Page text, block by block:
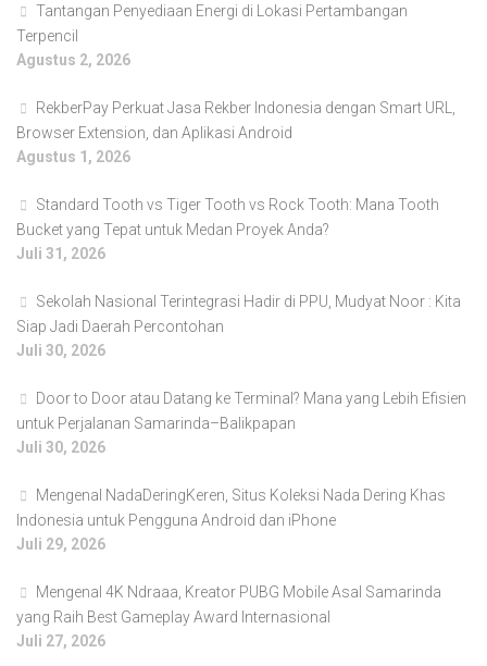
Tantangan Penyediaan Energi di Lokasi Pertambangan
Terpencil
Agustus 2, 2026
RekberPay Perkuat Jasa Rekber Indonesia dengan Smart URL,
Browser Extension, dan Aplikasi Android
Agustus 1, 2026
Standard Tooth vs Tiger Tooth vs Rock Tooth: Mana Tooth
Bucket yang Tepat untuk Medan Proyek Anda?
Juli 31, 2026
Sekolah Nasional Terintegrasi Hadir di PPU, Mudyat Noor : Kita
Siap Jadi Daerah Percontohan
Juli 30, 2026
Door to Door atau Datang ke Terminal? Mana yang Lebih Efisien
untuk Perjalanan Samarinda–Balikpapan
Juli 30, 2026
Mengenal NadaDeringKeren, Situs Koleksi Nada Dering Khas
Indonesia untuk Pengguna Android dan iPhone
Juli 29, 2026
Mengenal 4K Ndraaa, Kreator PUBG Mobile Asal Samarinda
yang Raih Best Gameplay Award Internasional
Juli 27, 2026